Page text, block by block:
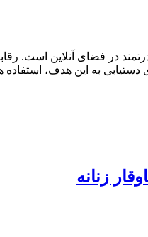
در فضای آنلاین است.
به این هدف، استفاده